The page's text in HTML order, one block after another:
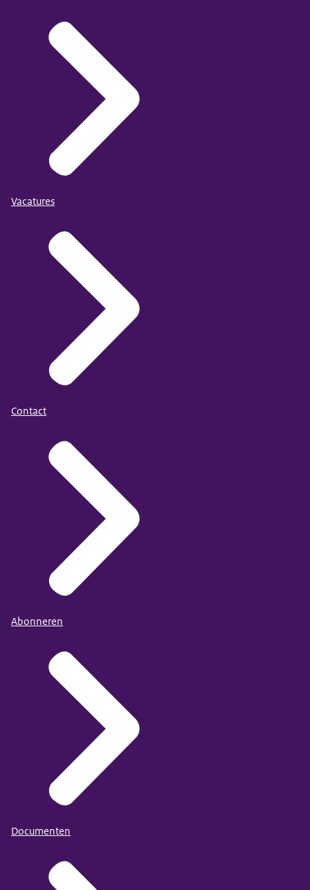
Vacatures
Contact
Abonneren
Documenten